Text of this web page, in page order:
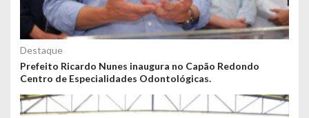
Destaque
Prefeito Ricardo Nunes inaugura no Capão Redondo
Centro de Especialidades Odontológicas.